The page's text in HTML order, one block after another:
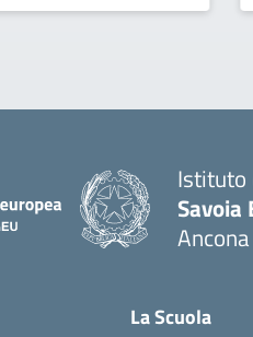
Istituto
Savoia
Ancona
La Scuola